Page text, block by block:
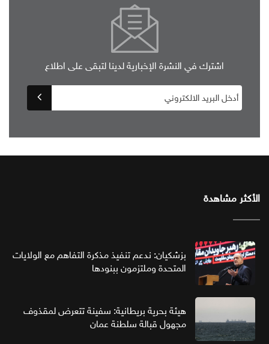
اشترك في النشرة الإخبارية لدينا لتبقى على اطلاع
الأكثر مشاهدة
بزشكيان: ندعم تنفيذ مذكرة التفاهم مع الولايات
المتحدة وملتزمون ببنودها
هيئة بحرية بريطانية: سفينة تتعرض لمقذوف
مجهول قبالة سلطنة عمان